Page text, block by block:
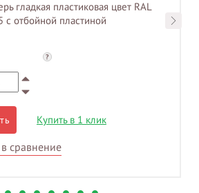
гладкая пластиковая цвет RAL
с отбойной пластиной
?
Купить в 1 клик
сравнение